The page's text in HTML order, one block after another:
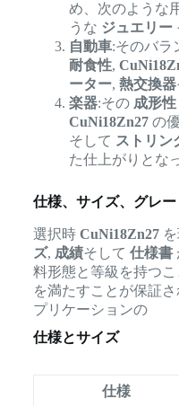
め、次のような
うな ジュエリー
自動車:そのバラ
耐食性,
ーター, 熱交換器
楽器:その 成形性
CuNi18Zn27の
そして ストリン
た仕上がりとな
仕様、サイズ、グレー
選択時 CuNi18Zn27を
ズ, 成績そして 仕様書
料形態と等級を持つ
を満たすことが保証
プリケーションの
仕様とサイズ
仕様